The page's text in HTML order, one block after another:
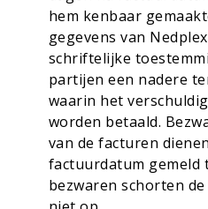
hem kenbaar
gegevens van
schriftelijke
partijen een nadere
waarin het
worden betaald.
van de facturen
factuurdatum gemeld
bezwaren schorten